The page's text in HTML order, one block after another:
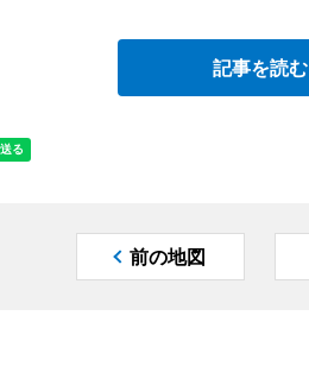
記事を読む
前の地図